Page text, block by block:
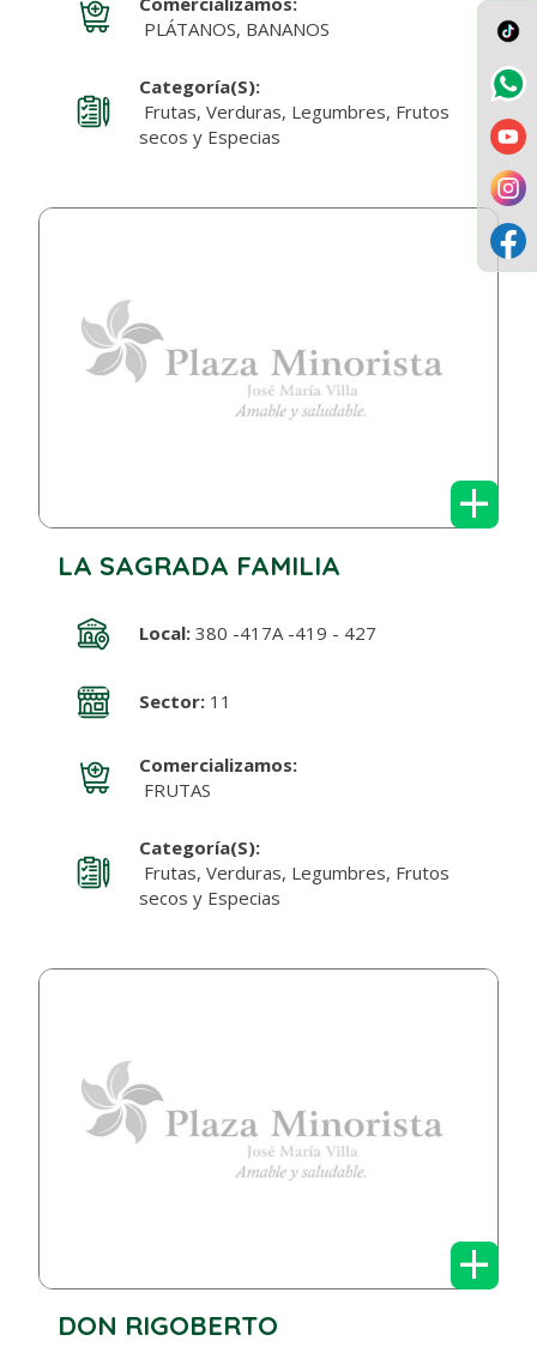
PLÁTANOS, BANANOS
Categoría(s):
Frutas, Verduras, Legumbres, Frutos
secos y Especias
+
LA SAGRADA FAMILIA
Local:380 -417A -419 - 427
Sector:11
Comercializamos:
FRUTAS
Categoría(s):
Frutas, Verduras, Legumbres, Frutos
secos y Especias
+
DON RIGOBERTO